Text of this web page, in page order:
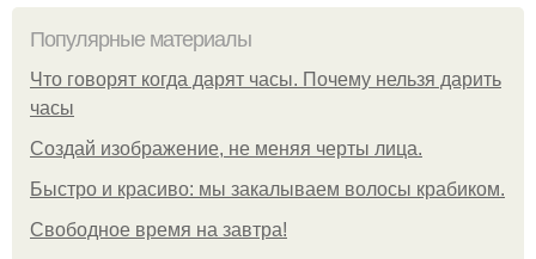
Популярные материалы
Что говорят когда дарят часы. Почему нельзя дарить
часы
Создай изображение, не меняя черты лица.
Быстро и красиво: мы закалываем волосы крабиком.
Свободное время на завтра!